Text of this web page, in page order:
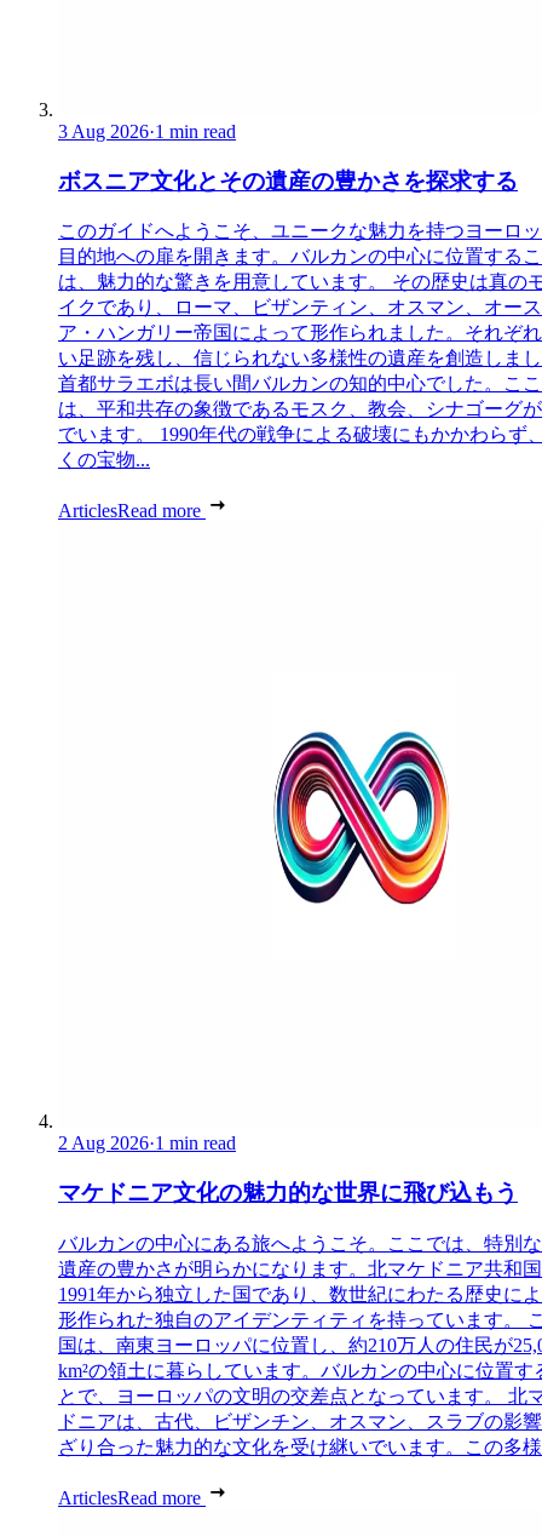
3 Aug 2026·1 min read
ボスニア文化とその遺産の豊かさを探求する
このガイドへようこそ、ユニークな魅力を持つヨーロ
目的地への扉を開きます。バルカンの中心に位置する
は、魅力的な驚きを用意しています。 その歴史は真の
イクであり、ローマ、ビザンティン、オスマン、オー
ア・ハンガリー帝国によって形作られました。それぞ
い足跡を残し、信じられない多様性の遺産を創造しま
首都サラエボは長い間バルカンの知的中心でした。こ
は、平和共存の象徴であるモスク、教会、シナゴーグ
でいます。 1990年代の戦争による破壊にもかかわらず
くの宝物...
ArticlesRead more
2 Aug 2026·1 min read
マケドニア文化の魅力的な世界に飛び込もう
バルカンの中心にある旅へようこそ。ここでは、特別
遺産の豊かさが明らかになります。北マケドニア共和
1991年から独立した国であり、数世紀にわたる歴史に
形作られた独自のアイデンティティを持っています。
国は、南東ヨーロッパに位置し、約210万人の住民が
km²の領土に暮らしています。バルカンの中心に位置す
とで、ヨーロッパの文明の交差点となっています。 北
ドニアは、古代、ビザンチン、オスマン、スラブの影
ざり合った魅力的な文化を受け継いでいます。この多
ArticlesRead more